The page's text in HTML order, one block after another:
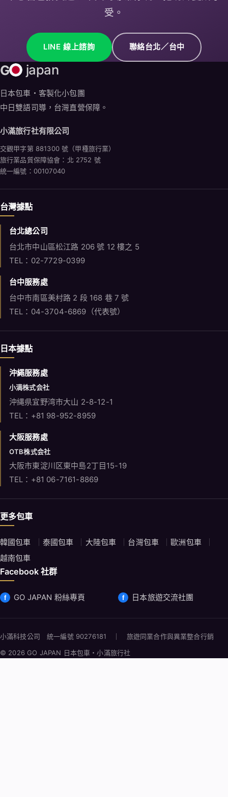
受。
LINE 線上諮詢 聯絡台北／台中
G japan
日本包車・客製化小包團
中日雙語司導，台灣直營保障。
小滿旅行社有限公司
交觀甲字第 881300 號（甲種旅行業）
旅行業品質保障協會：北 2752 號
統一編號：00107040
台灣據點
台北總公司
台北市中山區松江路 206 號 12 樓之 5
TEL：02-7729-0399
台中服務處
台中市南區美村路 2 段 168 巷 7 號
TEL：04-3704-6869（代表號）
日本據點
沖繩服務處
小満株式会社
沖縄県宜野湾市大山 2-8-12-1
TEL：+81 98-952-8959
大阪服務處
OTB株式会社
大阪市東淀川区東中島2丁目15-19
TEL：+81 06-7161-8869
更多包車
韓國包車 泰國包車 大陸包車 台灣包車
歐洲包車
越南包車
Facebook 社群
GO JAPAN 粉絲專頁 日本旅遊交流社團
小滿科技公司 統一編號 90276181 ｜ 旅遊同業合作與異業整合行銷
© 2026 GO JAPAN 日本包車・小滿旅行社